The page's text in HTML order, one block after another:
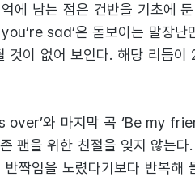
에 남는 점은 건반을 기초에
sad’은 돋보이는 말장난
것이 없어 보인다. 해당 리듬
over’와 마지막 곡 ‘Be my
팬을 위한 친절을 잊지 않는
짝임을 노렸다기보다 반복해